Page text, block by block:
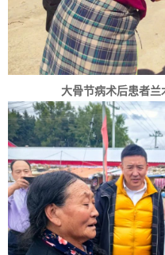
大骨节病术后患者